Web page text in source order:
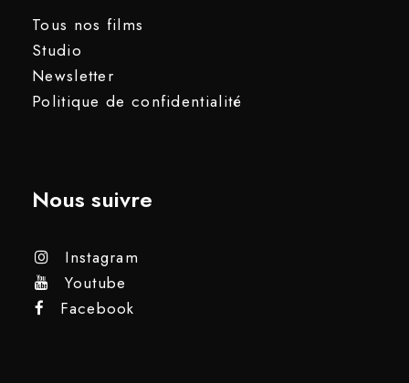
Tous nos films
Studio
Newsletter
Politique de confidentialité
Nous suivre
Instagram
Youtube
Facebook